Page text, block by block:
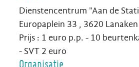
Dienstencentrum "Aan de
Europaplein 33 , 3620 Lanaken
Prijs : 1 euro p.p. - 10
- SVT 2 euro
Organisatie